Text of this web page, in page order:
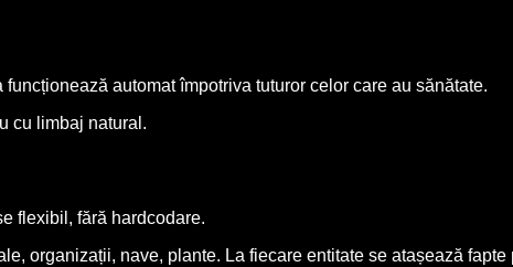
automat împotriva tuturor celor care au sănătate.
cu limbaj natural.
flexibil, fără hardcodare.
organizații, nave, plante. La fiecare entitate se atașează fapte